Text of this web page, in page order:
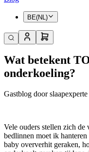
BE(NL)
Wat betekent
onderkoeling?
Gastblog door
Vele ouders stellen zich
bedlinnen moet ik
baby oververhit geraken,